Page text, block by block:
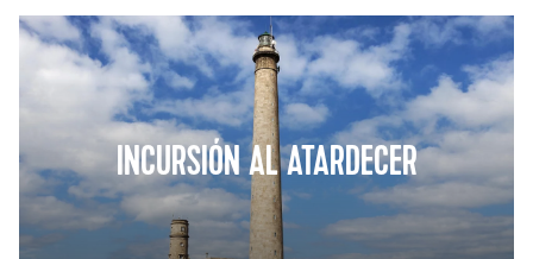
INCURSIÓN AL ATARDECER